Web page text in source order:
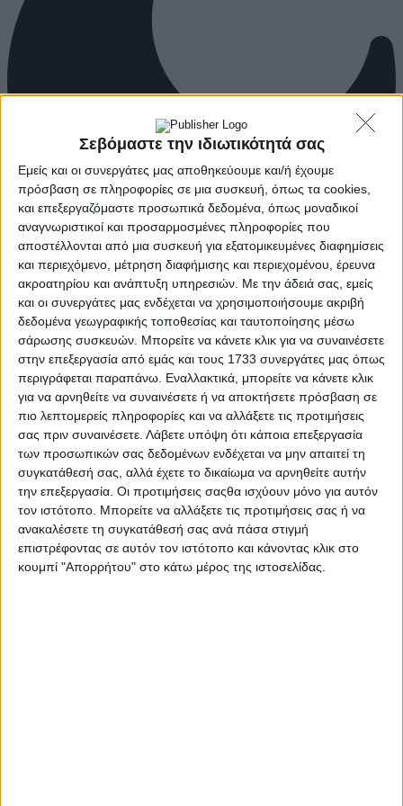
Σεβόμαστε την ιδιωτικότητά σας
Εμείς και οι συνεργάτες μας αποθηκεύουμε και/ή έχουμε
πρόσβαση σε πληροφορίες σε μια συσκευή, όπως τα cookies,
και επεξεργαζόμαστε προσωπικά δεδομένα, όπως μοναδικοί
αναγνωριστικοί και προσαρμοσμένες πληροφορίες που
αποστέλλονται από μια συσκευή για εξατομικευμένες διαφημίσεις
και περιεχόμενο, μέτρηση διαφήμισης και περιεχομένου, έρευνα
ακροατηρίου και ανάπτυξη υπηρεσιών. Με την άδειά σας, εμείς
και οι συνεργάτες μας ενδέχεται να χρησιμοποιήσουμε ακριβή
δεδομένα γεωγραφικής τοποθεσίας και ταυτοποίησης μέσω
σάρωσης συσκευών. Μπορείτε να κάνετε κλικ για να συναινέσετε
στην επεξεργασία από εμάς και τους 1733 συνεργάτες μας όπως
περιγράφεται παραπάνω. Εναλλακτικά, μπορείτε να κάνετε κλικ
για να αρνηθείτε να συναινέσετε ή να αποκτήσετε πρόσβαση σε
πιο λεπτομερείς πληροφορίες και να αλλάξετε τις προτιμήσεις
σας πριν συναινέσετε. Λάβετε υπόψη ότι κάποια επεξεργασία
των προσωπικών σας δεδομένων ενδέχεται να μην απαιτεί τη
συγκατάθεσή σας, αλλά έχετε το δικαίωμα να αρνηθείτε αυτήν
την επεξεργασία. Οι προτιμήσεις σαςθα ισχύουν μόνο για αυτόν
τον ιστότοπο. Μπορείτε να αλλάξετε τις προτιμήσεις σας ή να
ανακαλέσετε τη συγκατάθεσή σας ανά πάσα στιγμή
επιστρέφοντας σε αυτόν τον ιστότοπο και κάνοντας κλικ στο
κουμπί "Απορρήτου" στο κάτω μέρος της ιστοσελίδας.